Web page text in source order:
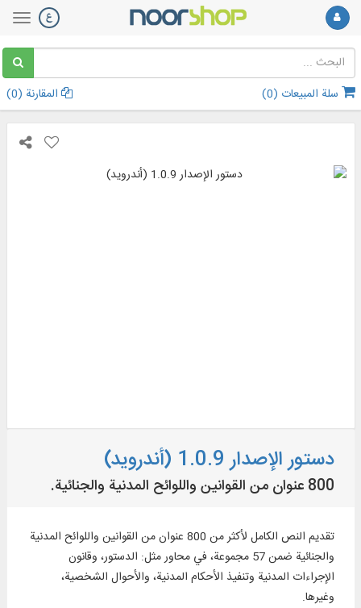
سلة المبيعات (0
) المقارنة (0
)
دستور الإصدار 1.0.9 (أندرويد)
800 عنوان من القوانين واللوائح المدنية والجنائية.
تقديم النص الكامل لأكثر من 800 عنوان من القوانين واللوائح المدنية
والجنائية ضمن 57 مجموعة، في محاور مثل: الدستور، وقانون
الإجراءات المدنية وتنفيذ الأحكام المدنية، والأحوال الشخصية،
وغيرها.